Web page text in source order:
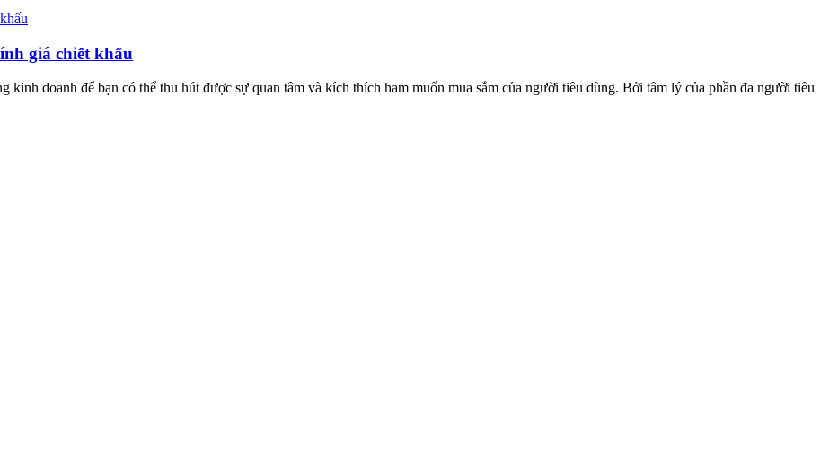
giá chiết khấu
doanh để bạn có thể thu hút được sự quan tâm và kích thích ham muốn mua sắm của người tiêu dùng. Bởi tâm lý của phần đa người tiêu